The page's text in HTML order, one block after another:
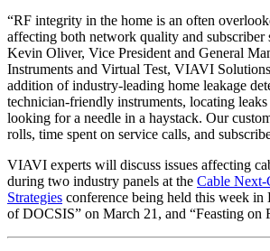
“RF integrity in the home is an often
affecting both network quality and subscriber
Kevin Oliver, Vice President and General
Instruments and Virtual Test, VIAVI
addition of industry-leading home leakage
technician-friendly instruments, locating
looking for a needle in a haystack. Our
rolls, time spent on service calls, and
VIAVI experts will discuss issues affecting
during two industry panels at the Cable Next-
Strategies conference being held this week in
of DOCSIS” on March 21, and “Feasting on